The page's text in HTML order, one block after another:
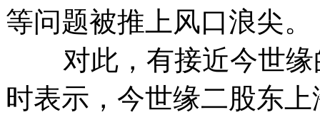
等问题被推上风口浪尖。
对此，有接近今世缘
时表示，今世缘二股东